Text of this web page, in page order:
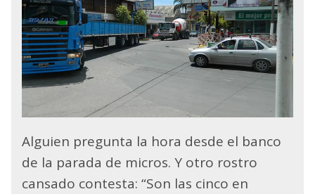
Alguien pregunta la hora desde el banco
de la parada de micros. Y otro rostro
cansado contesta: “Son las cinco en